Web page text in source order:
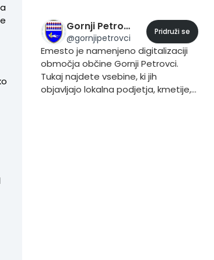
pri objavljanju vsebine dodate trend
#Metlika.
Gornji Petrovci eMesto
@gornjipetrovci
Pridruži se
Emesto je namenjeno digitalizaciji
območja občine Gornji Petrovci.
Tukaj najdete vsebine, ki jih
objavljajo lokalna podjetja, kmetije,